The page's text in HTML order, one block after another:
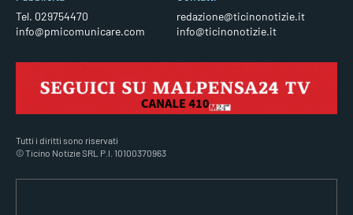
Tel. 029754470
info@pmicomunicare.com
redazione@ticinonotizie.it
info@ticinonotizie.it
Tutti i diritti sono riservati
© Ticino Notizie SRL P.I. 10100370963